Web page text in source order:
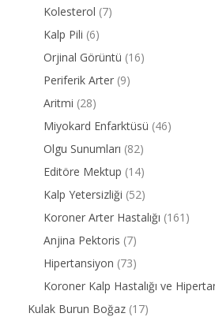
Kolesterol (7)
Kalp Pili (6)
Orjinal Görüntü (16)
Periferik Arter (9)
Aritmi (28)
Miyokard Enfarktüsü (46)
Olgu Sunumları (82)
Editöre Mektup (14)
Kalp Yetersizliği (52)
Koroner Arter Hastalığı (161)
Anjina Pektoris (7)
Hipertansiyon (73)
Koroner Kalp Hastalığı ve
Kulak Burun Boğaz (17)